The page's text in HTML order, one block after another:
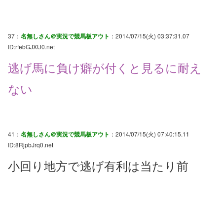
37： 名無しさん＠実況で競馬板アウト ：2014/07/15(火) 03:37:31.07
ID:rfebGJXU0.net
逃げ馬に負け癖が付くと見るに耐え
ない
41： 名無しさん＠実況で競馬板アウト ：2014/07/15(火) 07:40:15.11
ID:8RjpbJrq0.net
小回り地方で逃げ有利は当たり前